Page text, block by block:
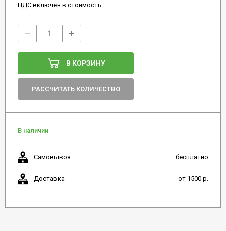
НДС включен в стоимость
В КОРЗИНУ
РАССЧИТАТЬ КОЛИЧЕСТВО
В наличии
Самовывоз бесплатно
Доставка от 1500 р.